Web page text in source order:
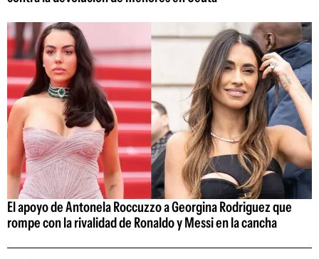
El apoyo de Antonela Roccuzzo a Georgina Rodriguez que
rompe con la rivalidad de Ronaldo y Messi en la cancha